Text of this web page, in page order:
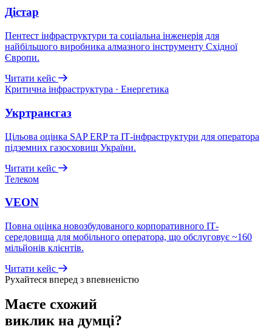
Дістар
Пентест інфраструктури та соціальна інженерія для
найбільшого виробника алмазного інструменту Східної
Європи.
Читати кейс
Критична інфраструктура · Енергетика
Укртрансгаз
Цільова оцінка SAP ERP та ІТ-інфраструктури для оператора
підземних газосховищ України.
Читати кейс
Телеком
VEON
Повна оцінка новозбудованого корпоративного ІТ-
середовища для мобільного оператора, що обслуговує ~160
мільйонів клієнтів.
Читати кейс
Рухайтеся вперед з впевненістю
Маєте схожий
виклик на думці?